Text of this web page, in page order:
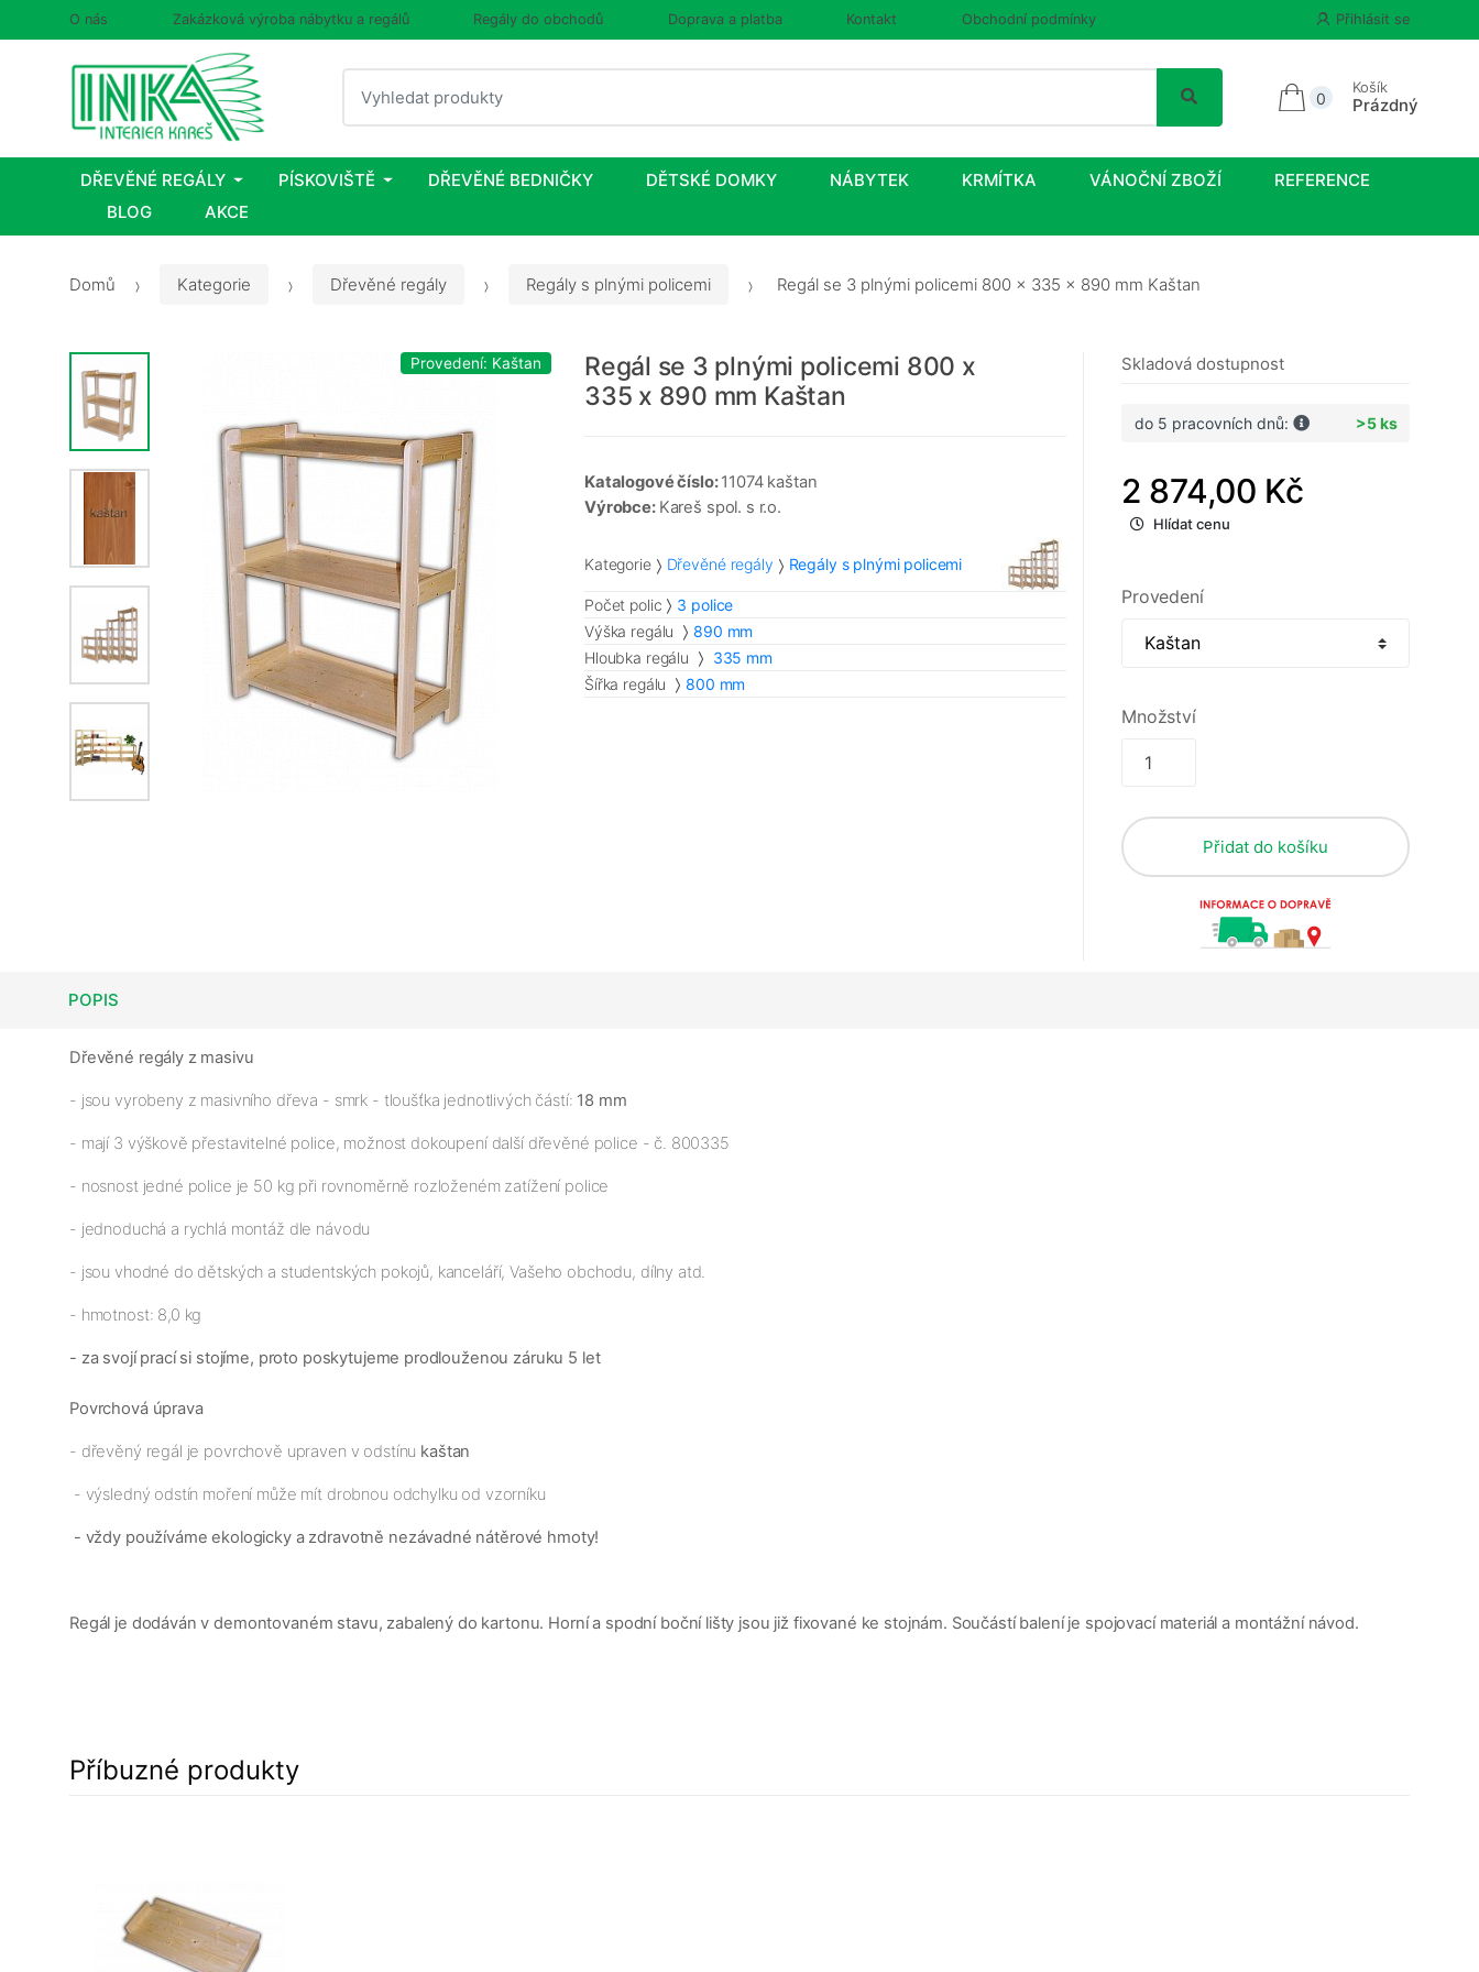
O nás Zakázková výroba nábytku a regálů Regály do obchodů Doprava a platba Kontakt Obchodní podmínky Přihlásit se
Vyhledat
0
Košík
Prázdný
DŘEVĚNÉ REGÁLY PÍSKOVIŠTĚ DŘEVĚNÉ BEDNIČKY DĚTSKÉ DOMKY NÁBYTEK KRMÍTKA VÁNOČNÍ ZBOŽÍ
REFERENCE
BLOG
AKCE
Domů Kategorie Dřevěné regály Regály s plnými policemi Regál se 3 plnými policemi 800 x 335 x 890 mm Kaštan
Provedení: Kaštan
Regál se 3 plnými policemi 800 x
335 x 890 mm Kaštan
Katalogové číslo:11074 kaštan
Výrobce: Kareš spol. s r.o.
Kategorie Dřevěné regály Regály s plnými policemi
Počet polic
3 police
Výška regálu
890 mm
Hloubka regálu
335 mm
Šířka regálu
800 mm
Skladová dostupnost
do 5 pracovních dnů: >5 ks
2 874,00 Kč
Hlídat cenu
Provedení
Množství
Přidat do košíku
POPIS
Dřevěné regály z masivu
- jsou vyrobeny z masivního dřeva - smrk - tloušťka jednotlivých částí: 18 mm
- mají 3 výškově přestavitelné police, možnost dokoupení další dřevěné police - č. 800335
- nosnost jedné police je 50 kg při rovnoměrně rozloženém zatížení police
- jednoduchá a rychlá montáž dle návodu
- jsou vhodné do dětských a studentských pokojů, kanceláří, Vašeho obchodu, dílny atd.
- hmotnost: 8,0 kg
- za svojí prací si stojíme, proto poskytujeme prodlouženou záruku 5 let
Povrchová úprava
- dřevěný regál je povrchově upraven v odstínu kaštan
- výsledný odstín moření může mít drobnou odchylku od vzorníku
- vždy používáme ekologicky a zdravotně nezávadné nátěrové hmoty!
Regál je dodáván v demontovaném stavu, zabalený do kartonu. Horní a spodní boční lišty jsou již fixované ke stojnám. Součástí balení je spojovací materiál a montážní návod.
Příbuzné produkty